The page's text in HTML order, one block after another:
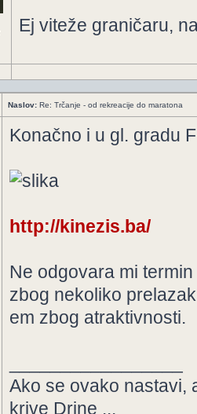
Ej viteže graničaru,
Naslov: Re: Trčanje - od rekreacije do maratona
Konačno i u gl. gradu
http://kinezis.ba/
Ne odgovara mi
zbog nekoliko
em zbog atraktivnosti.
Ako se ovako nastavi,
krive Drine ...